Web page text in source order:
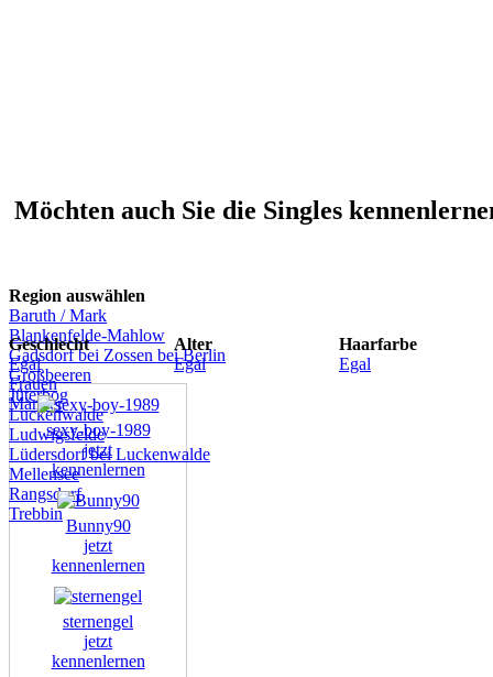
Möchten auch Sie die Singles
Region auswählen
Baruth / Mark
Blankenfelde-Mahlow
Gadsdorf bei Zossen bei Berlin
Großbeeren
Jüterbog
Luckenwalde
Ludwigsfelde
Lüdersdorf bei Luckenwalde
Mellensee
Rangsdorf
Trebbin
Geschlecht
Egal
Frauen
Männer
Alter
Egal
Haarfarbe
Egal
sexy-boy-1989
jetzt
kennenlernen
Bunny90
jetzt
kennenlernen
sternengel
jetzt
kennenlernen